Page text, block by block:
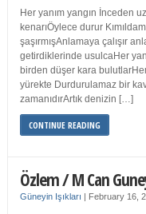
Her yanım yangın İnceden
kenarıÖylece durur
şaşırmışAnlamaya çalışır
getirdiklerinde usulcaHer
birden düşer kara
yürekte Durdurulamaz bir
zamanıdırArtık denizin […]
CONTINUE READING
Özlem / M Can
Güneyin Işıkları | February 16,